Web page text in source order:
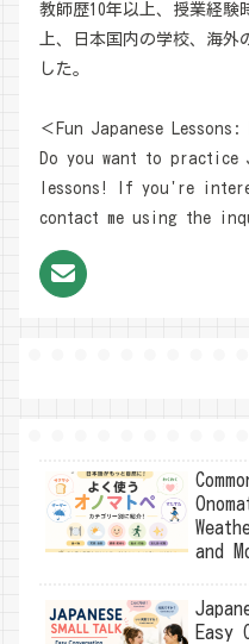
教師歴10年以上、授業経験
上、日本国内の学校、海外
した。
＜Fun Japanese
Do you want to practice
lessons! If you're
contact me using the
and
Easy